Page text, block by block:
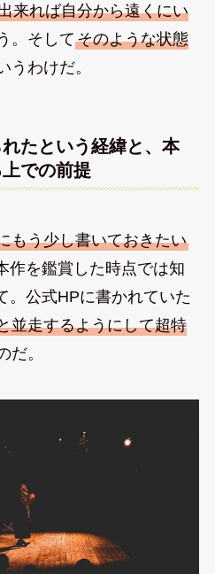
来れば自分から遠くにい
。そしてそのような状態
うわけだ。
たという経緯と、本
での前提
もう少し書いておきたい
作を鑑賞した時点では知
。公式HPに書かれていた
並走するようにして超特
だ。